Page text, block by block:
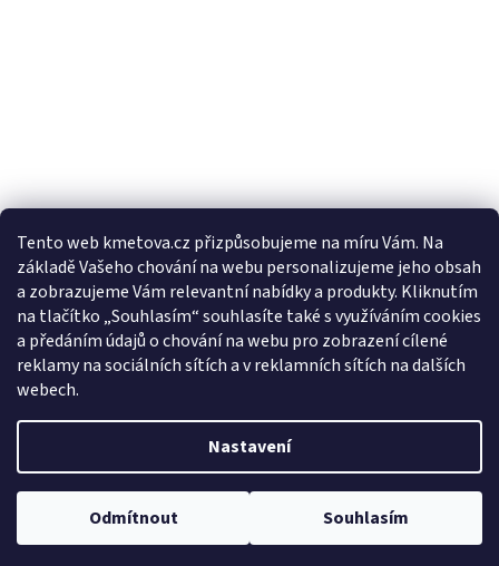
Tento web kmetova.cz přizpůsobujeme na míru Vám. Na
základě Vašeho chování na webu personalizujeme jeho obsah
a zobrazujeme Vám relevantní nabídky a produkty. Kliknutím
na tlačítko „Souhlasím“ souhlasíte také s využíváním cookies
a předáním údajů o chování na webu pro zobrazení cílené
reklamy na sociálních sítích a v reklamních sítích na dalších
webech.
Nastavení
Odmítnout Souhlasím
Sledovat na Instagramu
Facebooková stránka
Vytvořil Shoptet
Copyright 2026Drogerie Kmeťová . Všechna práva vyhrazena.